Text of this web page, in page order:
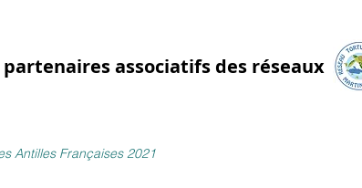
associatifs des réseaux
Antilles Françaises 2021